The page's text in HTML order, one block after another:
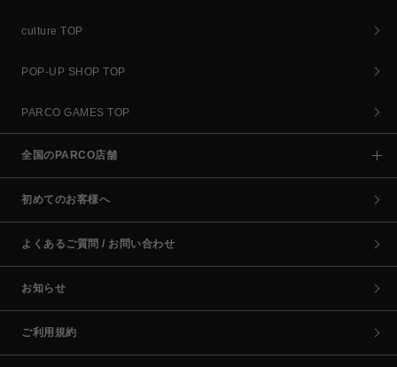
culture TOP
POP-UP SHOP TOP
PARCO GAMES TOP
全国のPARCO店舗
初めてのお客様へ
よくあるご質問 / お問い合わせ
お知らせ
ご利用規約